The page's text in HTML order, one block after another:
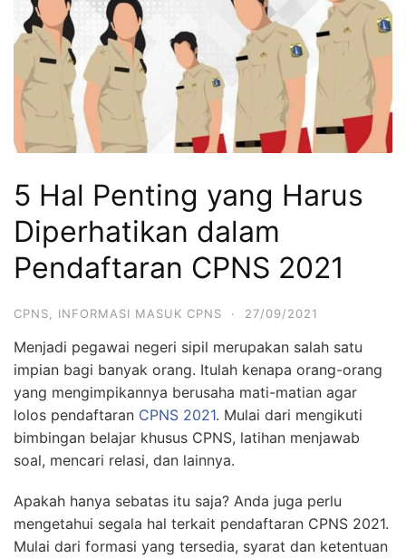
5 Hal Penting yang Harus
Diperhatikan dalam
Pendaftaran CPNS 2021
CPNS INFORMASI MASUK CPNS · 27/09/2021
Menjadi pegawai negeri sipil merupakan salah satu
impian bagi banyak orang. Itulah kenapa orang-orang
yang mengimpikannya berusaha mati-matian agar
lolos pendaftaran CPNS 2021. Mulai dari mengikuti
bimbingan belajar khusus CPNS, latihan menjawab
soal, mencari relasi, dan lainnya.
Apakah hanya sebatas itu saja? Anda juga perlu
mengetahui segala hal terkait pendaftaran CPNS 2021.
Mulai dari formasi yang tersedia, syarat dan ketentuan